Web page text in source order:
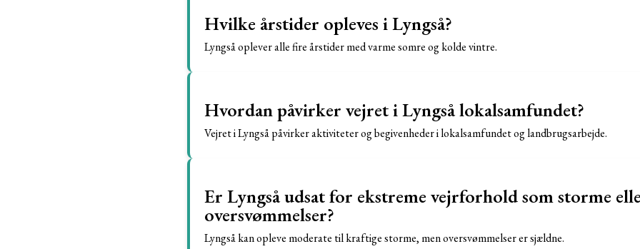
Hvilke årstider opleves i Lyngså?
Lyngså oplever alle fire årstider med varme somre og kolde vintre.
Hvordan påvirker vejret i Lyngså lokalsamfundet?
Vejret i Lyngså påvirker aktiviteter og begivenheder i lokalsamfundet og landbrugsarbejde.
Er Lyngså udsat for ekstreme vejrforhold som storme
oversvømmelser?
Lyngså kan opleve moderate til kraftige storme, men oversvømmelser er sjældne.